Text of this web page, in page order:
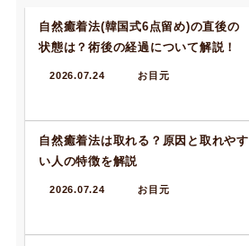
自然癒着法(韓国式6点留め)の直後の
状態は？術後の経過について解説！
2026.07.24 お目元
自然癒着法は取れる？原因と取れやす
い人の特徴を解説
2026.07.24 お目元